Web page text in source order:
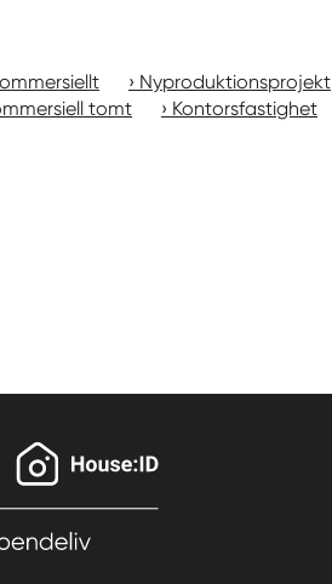
Nyproduktionsprojekt
tomt Kontorsfastighet